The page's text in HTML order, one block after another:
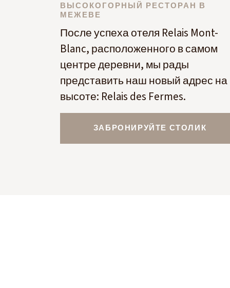
ВЫСОКОГОРНЫЙ РЕСТОРАН В
МЕЖЕВЕ
После успеха отеля Relais Mont-
Blanc, расположенного в самом
центре деревни, мы рады
представить наш новый адрес на
высоте: Relais des Fermes.
ЗАБРОНИРУЙТЕ СТОЛИК